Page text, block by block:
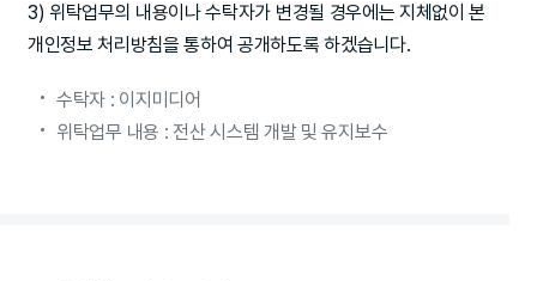
3) 위탁업무의 내용이나 수탁자가 변경될 경우에는 지체없이 본
개인정보 처리방침을 통하여 공개하도록 하겠습니다.
수탁자 : 이지미디어
위탁업무 내용 : 전산 시스템 개발 및 유지보수